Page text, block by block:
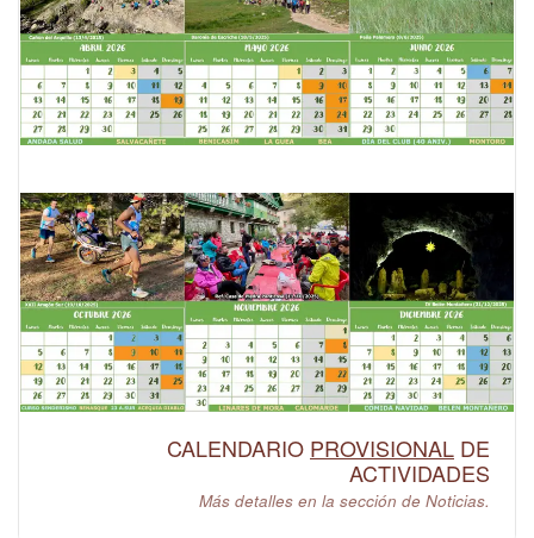
CALENDARIO PROVISIONAL DE
ACTIVIDADES
Más detalles en la sección de Noticias.